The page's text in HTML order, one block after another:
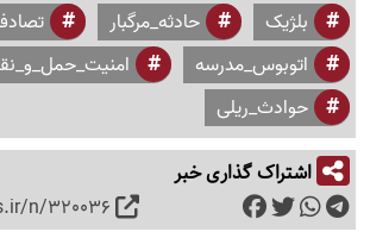
بلژیک حادثه_مرگبار
اتوبوس_مدرسه
حوادث_ریلی
اشتراک گذاری خبر
n/320036